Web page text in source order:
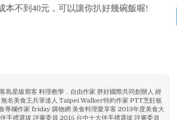
本不到40元，可以讓你扒好幾碗飯喔!
島星級窩客 料理教學．自由作家 胖好國際共同創辦人 經
無名美食王共筆達人 Taipei Walker特約作家 PTT烹飪板
專欄作家 friday 購物網 美食料理愛享客 2013年度美食大
禮選拔 評審委員 2015 台中十大伴手禮選拔 評審委員